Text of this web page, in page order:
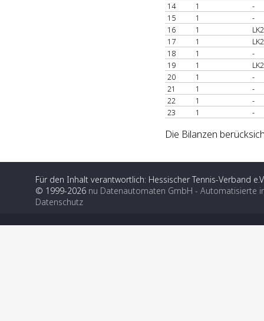
14
1
-
15
1
-
16
1
17
1
18
1
-
19
1
20
1
-
21
1
-
22
1
-
23
1 -
Die Bilanzen
Für den Inhalt verantwortlich: Hessischer Tennis-Verband
© 1999-2026 nu Datenautomaten GmbH - Automatisierte
Datenschutz